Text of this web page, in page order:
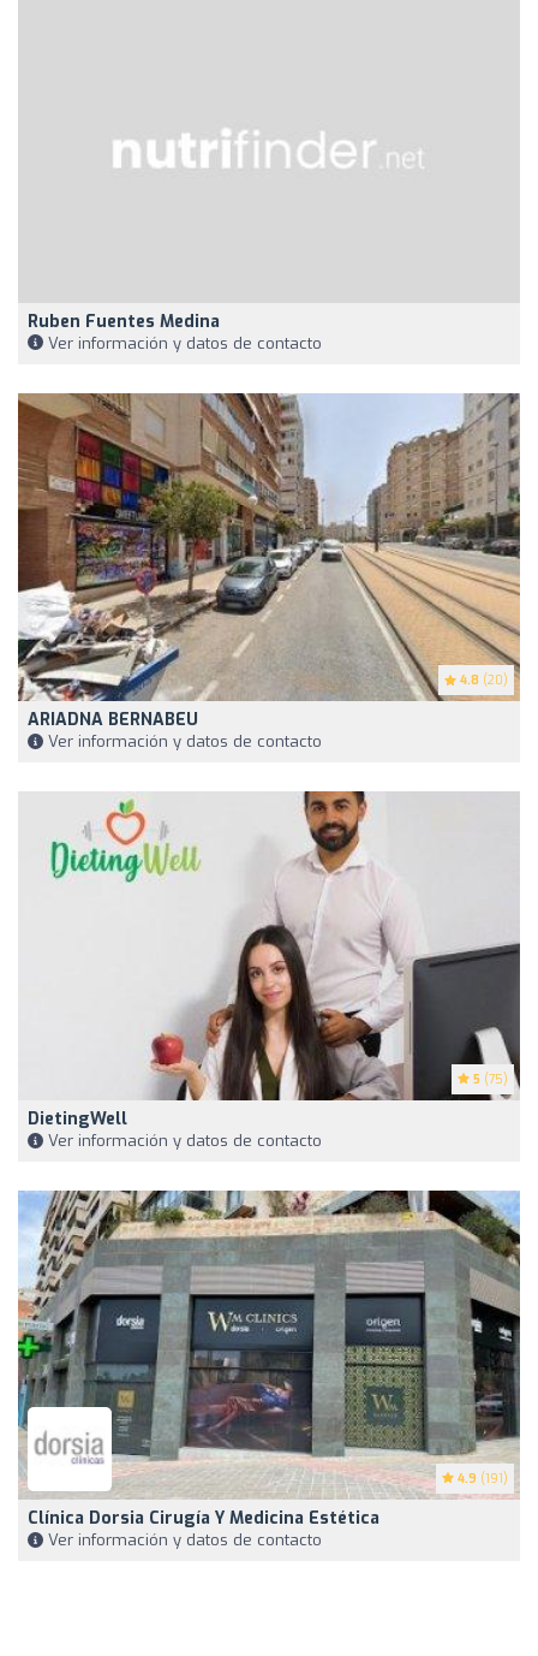
Ruben Fuentes Medina
Ver información y datos de contacto
4.8 (20)
ARIADNA BERNABEU
Ver información y datos de contacto
5 (75)
DietingWell
Ver información y datos de contacto
4.9 (191)
Clínica Dorsia Cirugía Y Medicina Estética
Ver información y datos de contacto